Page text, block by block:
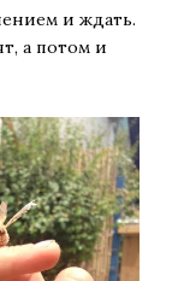
и ждать.
а потом и